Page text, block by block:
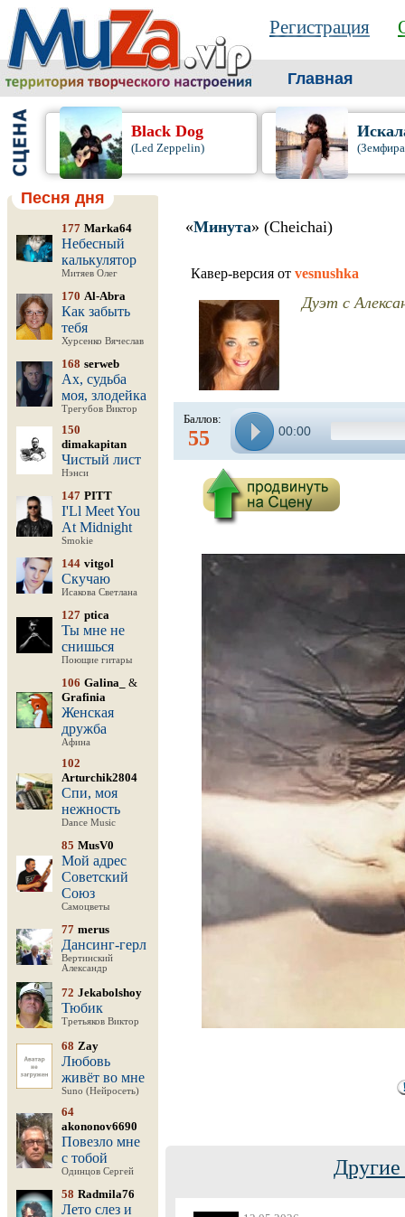
Регистрация
Главная
Black Dog
(Led Zeppelin)
Песня дня
177 Marka64
Небесный
калькулятор
Митяев Олег
170 Al-Abra
Как забыть
тебя
Хурсенко Вячеслав
168 serweb
Ах, судьба
моя, злодейка
Трегубов Виктор
150
dimakapitan
Чистый лист
Нэнси
147 PITT
I'Ll Meet You
At Midnight
Smokie
144 vitgol
Скучаю
Исакова Светлана
127 ptica
Ты мне не
снишься
Поющие гитары
106 Galina_
&
Grafinia
Женская
дружба
Афина
102
Arturchik2804
Спи, моя
нежность
Dance Music
85 MusV0
Мой адрес
Советский
Союз
Самоцветы
77 merus
Дансинг-герл
Вертинский
Александр
72 Jekabolshoy
Тюбик
Третьяков Виктор
68 Zay
Любовь
живёт во мне
Suno (Нейросеть)
64
akononov6690
Повезло мне
с тобой
Одинцов Сергей
58 Radmila76
Лето слез и
«Минута» (Cheichai)
Кавер-версия от vesnushka
Дуэт с
Баллов:
55 00:00
Другие